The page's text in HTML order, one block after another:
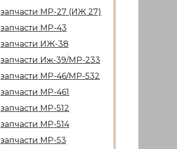
запчасти МР-27 (ИЖ 27)
запчасти МР-43
запчасти ИЖ-38
запчасти Иж-39/МР-233
запчасти МР-46/МР-532
запчасти МР-461
запчасти МР-512
запчасти МР-514
запчасти МР-53